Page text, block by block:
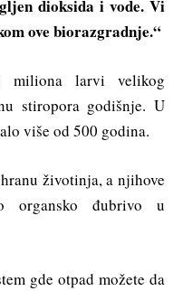
dioksida i vode. Vi
ove biorazgradnje.“
miliona larvi velikog
stiropora godišnje. U
više od 500 godina.
životinja, a njihove
organsko đubrivo u
gde otpad možete da